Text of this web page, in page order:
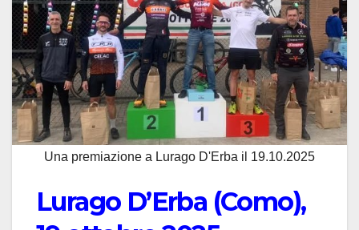
Una premiazione a Lurago D'Erba il 19.10.2025
Lurago D’Erba (Como),